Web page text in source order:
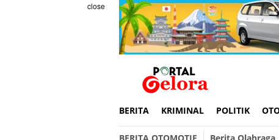
close
BERITA KRIMINAL POLITIK
BERITA OTOMOTIF Berita Olahraga